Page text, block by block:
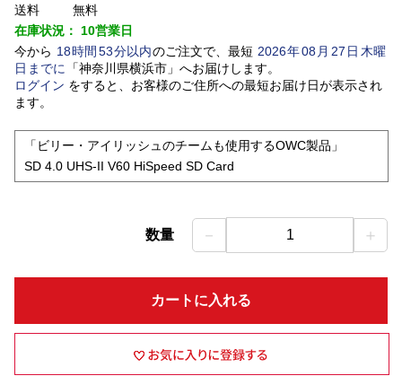
送料
無料
在庫状況： 10営業日
今から 18時間 53分以内のご注文で、最短 2026年08 月 27 日木曜
日 までに 「神奈川県横浜市」 へお届けします。
ログイン をすると、お客様のご住所への最短お届け日が表示され
ます。
「ビリー・アイリッシュのチームも使用するOWC製品」
SD 4.0 UHS-II V60 HiSpeed SD Card
数量 － 1 ＋
カートに入れる